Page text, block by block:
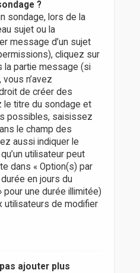
?
sondage, lors de la
sujet ou la
message d’un sujet
cliquez sur
partie message (si
n’avez
de créer des
le titre du sondage et
possibles, saisissez
le champ des
aussi indiquer le
utilisateur peut
dans « Option(s) par
durée en jours du
une durée illimitée)
utilisateurs de modifier
ajouter plus